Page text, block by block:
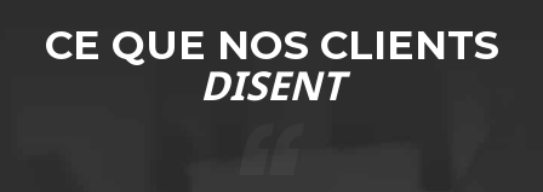
CE QUE NOS CLIENTS
DISENT